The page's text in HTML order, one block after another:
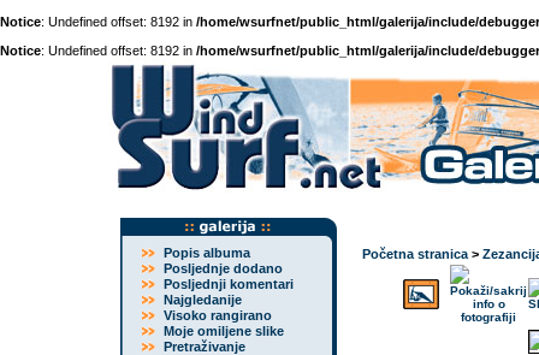
Notice: Undefined offset: 8192 in /home/wsurfnet/public_html/galerija/include/
Notice: Undefined offset: 8192 in /home/wsurfnet/public_html/galerija/include/
Popis albuma
Posljednje dodano
Posljednji komentari
Najgledanije
Visoko rangirano
Moje omiljene slike
Pretraživanje
Početna stranica >